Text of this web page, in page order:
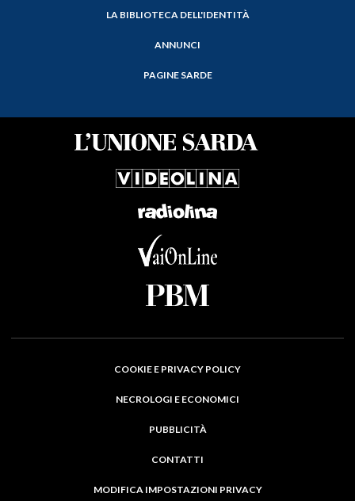
LA BIBLIOTECA DELL'IDENTITÀ
ANNUNCI
PAGINE SARDE
COOKIE E PRIVACY POLICY
NECROLOGI E ECONOMICI
PUBBLICITÀ
CONTATTI
MODIFICA IMPOSTAZIONI PRIVACY